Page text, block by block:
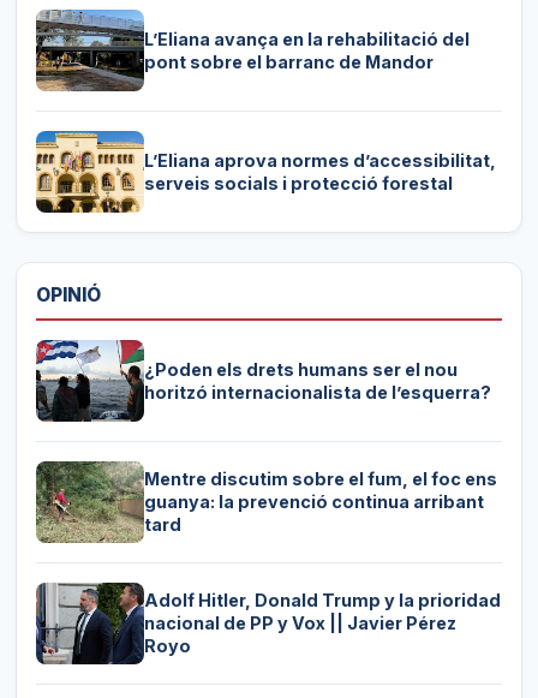
L’Eliana avança en la rehabilitació del
pont sobre el barranc de Mandor
L’Eliana aprova normes d’accessibilitat,
serveis socials i protecció forestal
OPINIÓ
¿Poden els drets humans ser el nou
horitzó internacionalista de l’esquerra?
Mentre discutim sobre el fum, el foc ens
guanya: la prevenció continua arribant
tard
Adolf Hitler, Donald Trump y la prioridad
nacional de PP y Vox || Javier Pérez
Royo